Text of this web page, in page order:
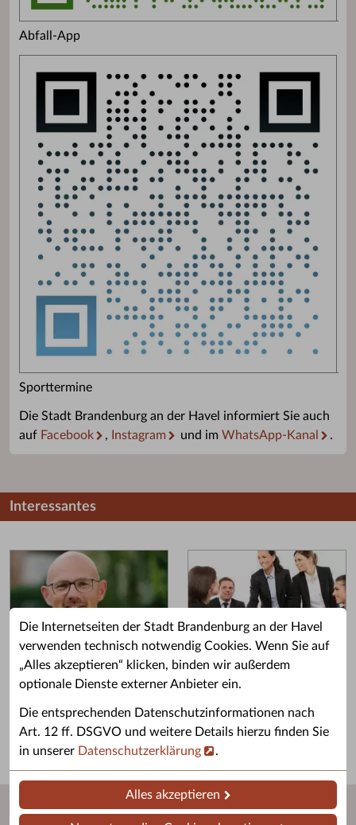
Die Internetseiten der Stadt Brandenburg an der Havel
verwenden technisch notwendig Cookies. Wenn Sie auf
„Alles akzeptieren“ klicken, binden wir außerdem
optionale Dienste externer Anbieter ein.
Die entsprechenden Datenschutzinformationen nach
Art. 12 ff. DSGVO und weitere Details hierzu finden Sie
in unserer Datenschutzerklärung .
Alles akzeptieren
Abfall-App
Sporttermine
Die Stadt Brandenburg an der Havel informiert Sie auch
auf Facebook , Instagram und im WhatsApp-Kanal .
Interessantes
Grußwort des OB